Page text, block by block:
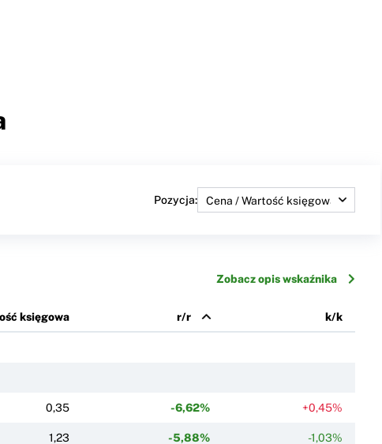
Pozycja:
Zobacz opis wskaźnika
księgowa r/r k/k
0,35 -6,62% +0,45%
1,23 -5,88% -1,03%